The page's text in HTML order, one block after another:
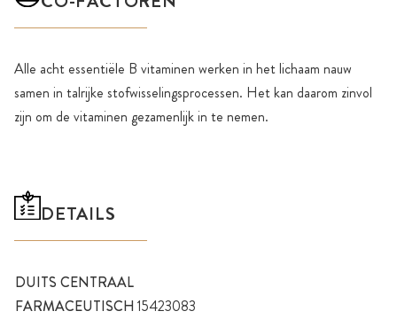
Alle acht essentiële B vitaminen werken in het lichaam nauw
samen in talrijke stofwisselingsprocessen. Het kan daarom zinvol
zijn om de vitaminen gezamenlijk in te nemen.
DETAILS
DUITS CENTRAAL
FARMACEUTISCH 15423083